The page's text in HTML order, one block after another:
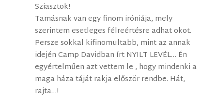
Sziasztok!
Tamásnak van egy finom iróniája, mely
szerintem esetleges félreértésre adhat okot.
Persze sokkal kifinomultabb, mint az annak
idején Camp Davidban írt NYILT LEVÉL… Én
egyértelműen azt vettem le , hogy mindenki a
maga háza táját rakja először rendbe. Hát,
rajta…!